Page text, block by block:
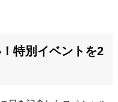
特別イベントを2